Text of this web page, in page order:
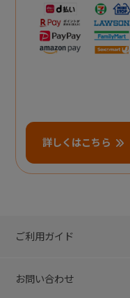
詳しくはこちら
ご利用ガイド
お問い合わせ